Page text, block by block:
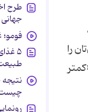
را
طرح
۵
نتیجه